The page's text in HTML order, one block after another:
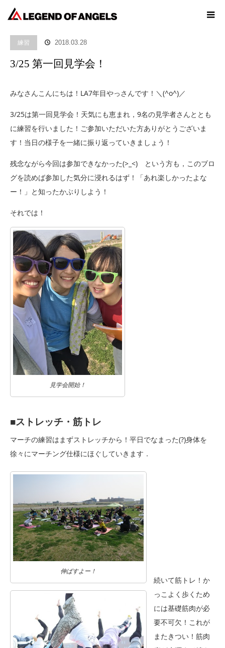
ブログ
練習 3/25 第一回見学会！
練習 2018.03.28
3/25 第一回見学会！
みなさんこんにちは！LA7年目やっさんです！＼(^o^)／
3/25は第一回見学会！天気にも恵まれ，9名の見学者さんととも
に練習を行いました！ご参加いただいた方ありがとうございま
す！当日の様子を一緒に振り返っていきましょう！
残念ながら今回は参加できなかった(>_<) という方も，このブロ
グを読めば参加した気分に浸れるはず！「あれ楽しかったよな
ー！」と知ったかぶりしよう！
それでは！
見学会開始！
■ストレッチ・筋トレ
マーチの練習はまずストレッチから！平日でなまった(?)身体を
徐々にマーチング仕様にほぐしていきます．
伸ばすよー！
続いて筋トレ！か
っこよく歩くため
には基礎筋肉が必
要不可欠！これが
またきつい！筋肉